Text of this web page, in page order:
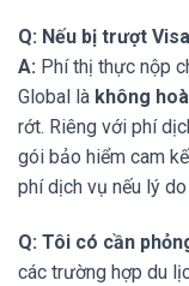
Q: Nếu bị trượt
A: Phí thị thực nộp
Global là không
rớt. Riêng với phí
gói bảo hiểm cam
phí dịch vụ nếu lý
Q: Tôi có cần
các trường hợp du